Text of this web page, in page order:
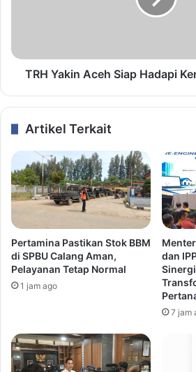
TRH Yakin Aceh Siap Hadapi
Artikel Terkait
Pertamina Pastikan Stok BBM
di SPBU Calang Aman,
Pelayanan Tetap Normal
1 jam ago
dan
7 jam